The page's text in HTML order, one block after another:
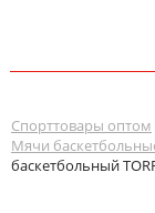
Спорттовары оптом
Мячи
баскетбольный